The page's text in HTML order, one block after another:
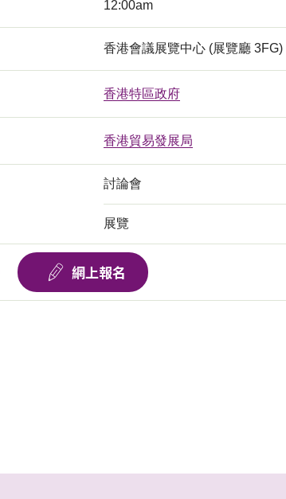
12:00am
香港會議展覽中心 (展覽廳 3FG)
香港特區政府
香港貿易發展局
討論會
展覽
網上報名